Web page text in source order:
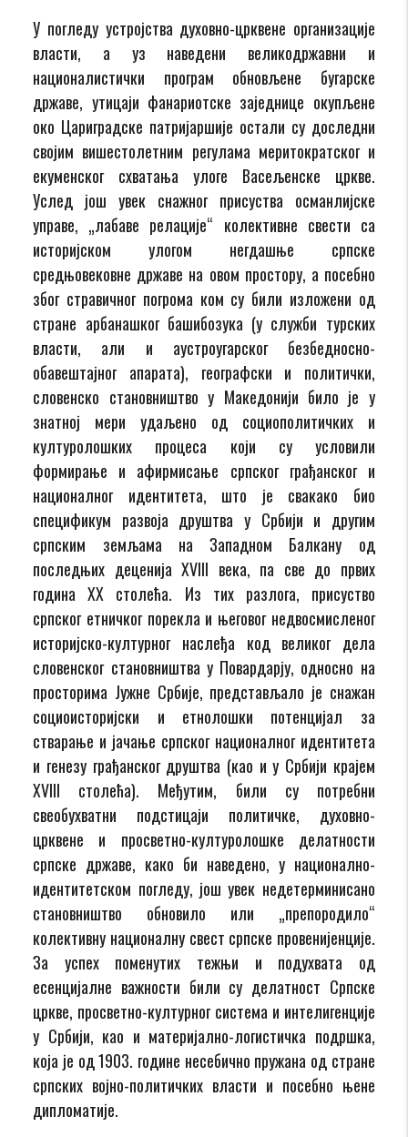
У погледу устројства духовно-црквене организације
власти, а уз наведени великодржавни и
националистички програм обновљене бугарске
државе, утицаји фанариотске заједнице окупљене
око Цариградске патријаршије остали су доследни
својим вишестолетним регулама меритократског и
екуменског схватања улоге Васељенске цркве.
Услед још увек снажног присуства османлијске
управе, „лабаве релације“ колективне свести са
историјском улогом негдашње српске
средњовековне државе на овом простору, а посебно
због стравичног погрома ком су били изложени од
стране арбанашког башибозука (у служби турских
власти, али и аустроугарског безбедносно-
обавештајног апарата), географски и политички,
словенско становништво у Македонији било је у
знатној мери удаљено од социополитичких и
културолошких процеса који су условили
формирање и афирмисање српског грађанског и
националног идентитета, што је свакако био
спецификум развоја друштва у Србији и другим
српским земљама на Западном Балкану од
последњих деценија XVIII века, па све до првих
година XX столећа. Из тих разлога, присуство
српског етничког порекла и његовог недвосмисленог
историјско-културног наслеђа код великог дела
словенског становништва у Повардарју, односно на
просторима Јужне Србије, представљало је снажан
социоисторијски и етнолошки потенцијал за
стварање и јачање српског националног идентитета
и генезу грађанског друштва (као и у Србији крајем
XVIII столећа). Међутим, били су потребни
свеобухватни подстицаји политичке, духовно-
црквене и просветно-културолошке делатности
српске државе, како би наведено, у национално-
идентитетском погледу, још увек недетерминисано
становништво обновило или „препородило“
колективну националну свест српске провенијенције.
За успех поменутих тежњи и подухвата од
есенцијалне важности били су делатност Српске
цркве, просветно-културног система и интелигенције
у Србији, као и материјално-логистичка подршка,
која је од 1903. године несебично пружана од стране
српских војно-политичких власти и посебно њене
дипломатије.